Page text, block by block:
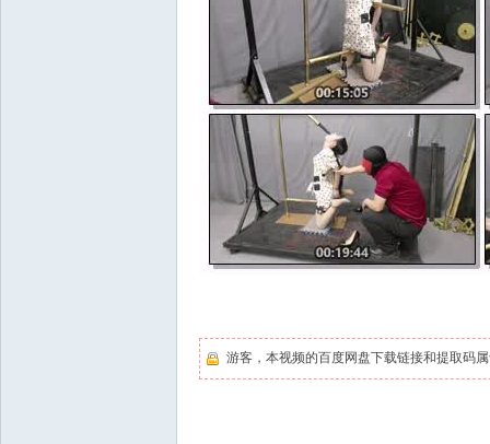
游客，本视频的百度网盘下载链接和提取码